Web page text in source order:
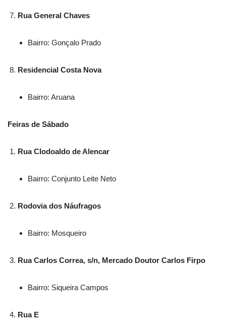
Rua General Chaves
Bairro: Gonçalo Prado
Residencial Costa Nova
Bairro: Aruana
Feiras de Sábado
Rua Clodoaldo de Alencar
Bairro: Conjunto Leite Neto
Rodovia dos Náufragos
Bairro: Mosqueiro
Rua Carlos Correa, s/n, Mercado Doutor Carlos Firpo
Bairro: Siqueira Campos
Rua E